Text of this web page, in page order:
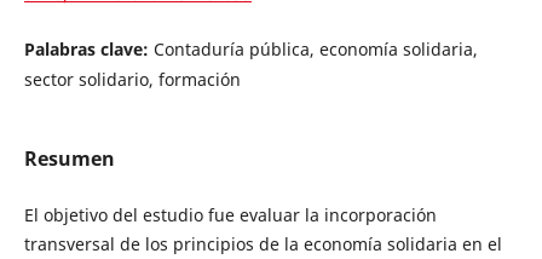
Palabras clave: Contaduría pública, economía solidaria,
sector solidario, formación
Resumen
El objetivo del estudio fue evaluar la incorporación
transversal de los principios de la economía solidaria en el